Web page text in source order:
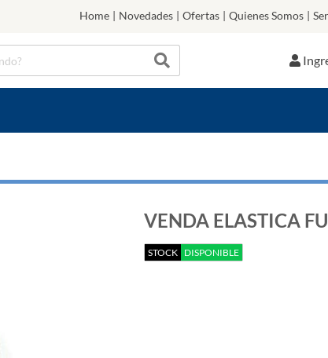
Home | Novedades | Ofertas | Quienes Somos |
VENDA ELASTICA
STOCK DISPONIBLE